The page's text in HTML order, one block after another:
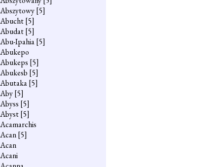
Abszytowy[5]
Abucht[5]
Abudat[5]
Abu-Ipahia[5]
Abukepo
Abukeps [5]
Abukesb [5]
Abutaka[5]
Aby[5]
Abyss [5]
Abyst[5]
Acamarchis
Acan[5]
Acan
Acani